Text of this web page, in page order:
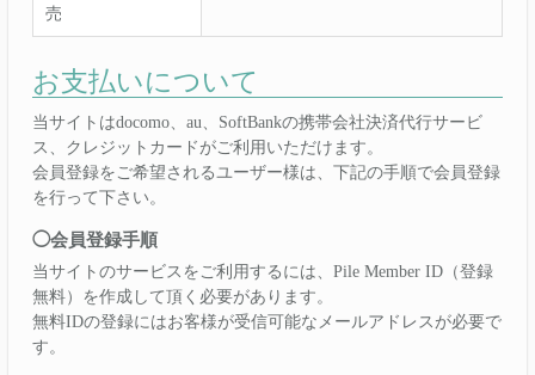
売
お支払いについて
当サイトはdocomo、au、SoftBankの携帯会社決済代行サービ
ス、クレジットカードがご利用いただけます。
会員登録をご希望されるユーザー様は、下記の手順で会員登録
を行って下さい。
◯会員登録手順
当サイトのサービスをご利用するには、Pile Member ID（登録
無料）を作成して頂く必要があります。
無料IDの登録にはお客様が受信可能なメールアドレスが必要で
す。